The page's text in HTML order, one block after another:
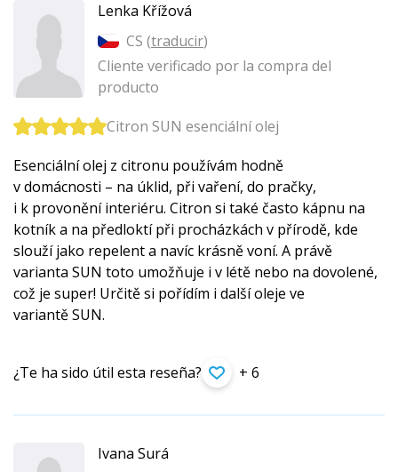
Lenka Křížová
CS (traducir)
Cliente verificado por la compra del
producto
Citron SUN esenciální olej
Esenciální olej z citronu používám hodně
v domácnosti – na úklid, při vaření, do pračky,
i k provonění interiéru. Citron si také často kápnu na
kotník a na předloktí při procházkách v přírodě, kde
slouží jako repelent a navíc krásně voní. A právě
varianta SUN toto umožňuje i v létě nebo na dovolené,
což je super! Určitě si pořídím i další oleje ve
variantě SUN.
¿Te ha sido útil esta reseña? + 6
Ivana Surá